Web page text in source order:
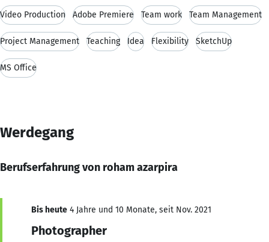
Video Production Adobe Premiere Team work Team Management
Project Management Teaching Idea Flexibility SketchUp
MS Office
Werdegang
Berufserfahrung von roham azarpira
Bis heute 4 Jahre und 10 Monate, seit Nov. 2021
Photographer